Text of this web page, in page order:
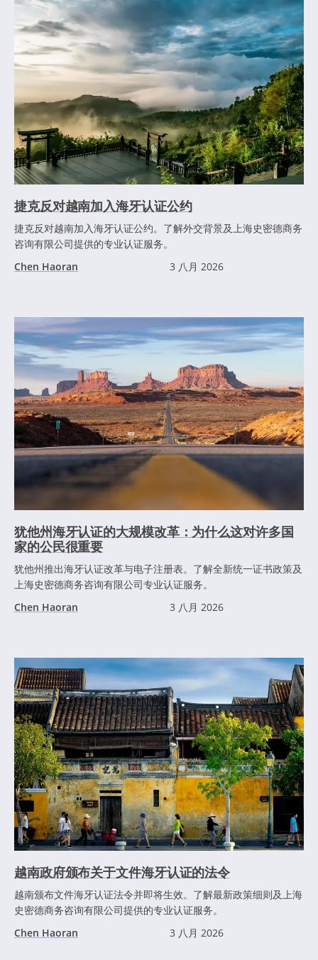
捷克反对越南加入海牙认证公约
捷克反对越南加入海牙认证公约。了解外交背景及上海史密德商务
咨询有限公司提供的专业认证服务。
Chen Haoran
3 八月 2026
犹他州海牙认证的大规模改革：为什么这对许多国
家的公民很重要
犹他州推出海牙认证改革与电子注册表。了解全新统一证书政策及
上海史密德商务咨询有限公司专业认证服务。
Chen Haoran
3 八月 2026
越南政府颁布关于文件海牙认证的法令
越南颁布文件海牙认证法令并即将生效。了解最新政策细则及上海
史密德商务咨询有限公司提供的专业认证服务。
Chen Haoran
3 八月 2026